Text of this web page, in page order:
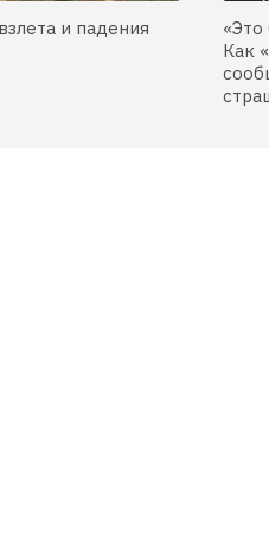
и падения
Как